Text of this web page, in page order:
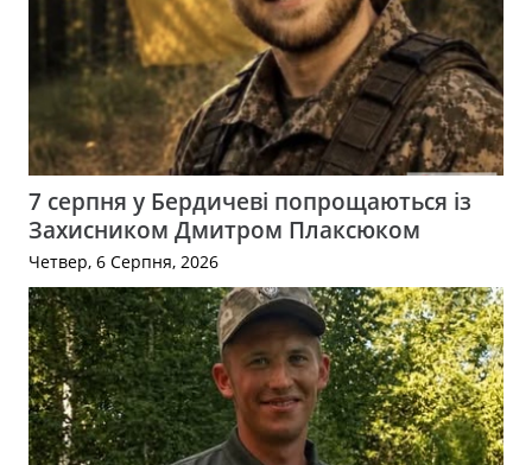
7 серпня у Бердичеві попрощаються із
Захисником Дмитром Плаксюком
Четвер, 6 Серпня, 2026